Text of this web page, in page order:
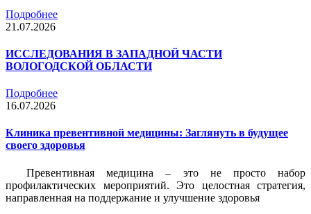
Подробнее
21.07.2026
ИССЛЕДОВАНИЯ В ЗАПАДНОЙ ЧАСТИ
ВОЛОГОДСКОЙ ОБЛАСТИ
Подробнее
16.07.2026
Клиника превентивной медицины: Заглянуть в будущее
своего здоровья
Превентивная медицина – это не просто набор
профилактических мероприятий. Это целостная стратегия,
направленная на поддержание и улучшение здоровья